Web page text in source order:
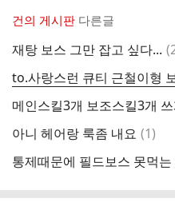
건의 게시판 다른글
재탕 보스 그만 잡고 싶다... (
to.사랑스런 큐티 근철이형
메인스킬3개 보조스킬3개
아니 헤어랑 룩좀 내요 댓
(1)
통제때문에 필드보스 못먹